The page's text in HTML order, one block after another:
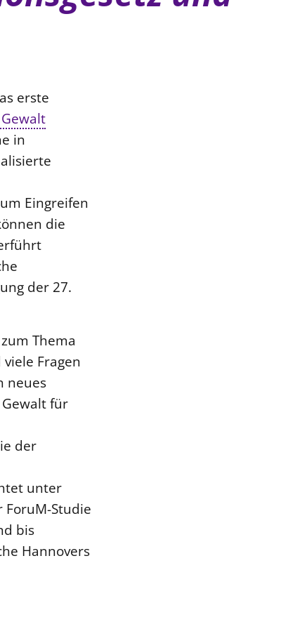
erste
in
Eingreifen
die
der 27.
Thema
Fragen
neues
für
der
unter
Studie
bis
Hannovers